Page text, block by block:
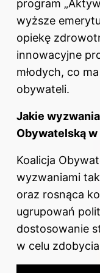
program
wyższe
opiekę
innowacyjne
młodych, co
obywateli.
Jakie
Obywatelską
Koalicja
wyzwaniami
oraz rosnąca
ugrupowań
dostosowanie
w celu